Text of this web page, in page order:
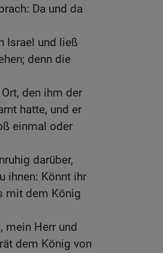
Da und da
Israel und ließ
denn die
den ihm der
hatte, und er
einmal oder
darüber,
ihnen: Könnt ihr
mit dem König
mein Herr und
dem König von